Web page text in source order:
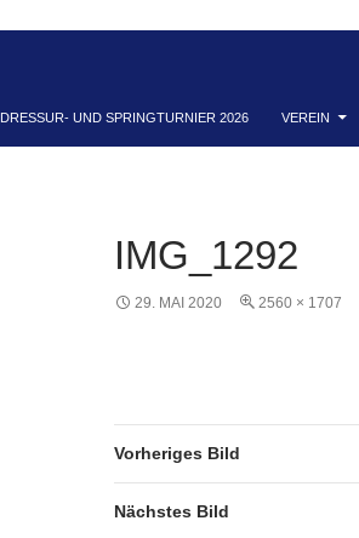
DRESSUR- UND SPRINGTURNIER 2026 VEREIN
IMG_1292
29. MAI 2020 2560 × 1707
Vorheriges Bild
Nächstes Bild